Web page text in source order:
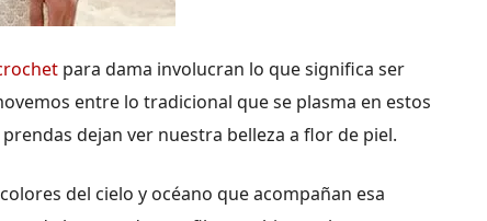
para dama involucran lo que significa ser
entre lo tradicional que se plasma en estos
dejan ver nuestra belleza a flor de piel.
del cielo y océano que acompañan esa